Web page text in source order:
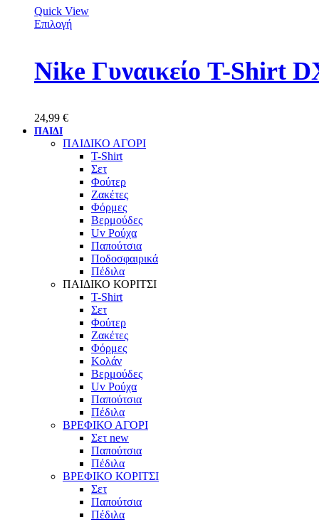
Quick View
Επιλογή
Nike Γυναικείο T-Shirt
24,99 €
ΠΑΙΔΙ
ΠΑΙΔΙΚΟ ΑΓΟΡΙ
T-Shirt
Σετ
Φούτερ
Ζακέτες
Φόρμες
Βερμούδες
Uv Ρούχα
Παπούτσια
Ποδοσφαιρικά
Πέδιλα
ΠΑΙΔΙΚΟ ΚΟΡΙΤΣΙ
T-Shirt
Σετ
Φούτερ
Ζακέτες
Φόρμες
Κολάν
Βερμούδες
Uv Ρούχα
Παπούτσια
Πέδιλα
ΒΡΕΦΙΚΟ ΑΓΟΡΙ
Σετ new
Παπούτσια
Πέδιλα
ΒΡΕΦΙΚΟ ΚΟΡΙΤΣΙ
Σετ
Παπούτσια
Πέδιλα